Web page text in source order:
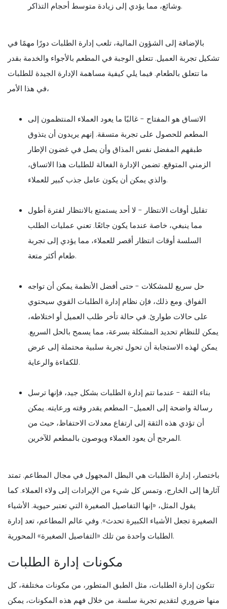
وشائع، مما يؤدي إلى زيادة متوسط أحجام التذاكر.
بالإضافة إلى الشؤون المالية، تلعب إدارة الطلبات دورًا مهمًا في
تشكيل تجربة العميل. تتعلق الوجبة في المطعم بالأجواء والخدمة بقدر
ما تتعلق بالطعام. فيما يلي كيفية مساهمة الإدارة الجيدة للطلبات
في هذا الأمر،
الاتساق هو المفتاح - غالبًا ما يعود العملاء المنتظمون إلى
المطعم للحصول على تجربة متسقة. إنهم يريدون أن يتذوق
طبقهم المفضل نفس المذاق وأن يصل في غضون الإطار
الزمني المتوقع. تضمن الإدارة الفعالة للطلبات هذا الاتساق،
والذي يمكن أن يكون عامل جذب كبير للعملاء.
تقليل أوقات الانتظار - لا أحد يستمتع بالانتظار لفترة أطول
مما ينبغي، خاصة عندما يكون جائعًا. تعني عمليات الطلب
السلسة أوقات انتظار أقصر للعملاء، مما يؤدي إلى تجربة
طعام أكثر متعة.
حل سريع للمشكلات - حتى أفضل الأنظمة يمكن أن تواجه
الفواق. ومع ذلك، فإن نظام إدارة الطلبات القوي سيحتوي
على حالات طوارئ. في حالة تأخر طلب العميل أو اختلاطه،
يمكن للنظام تحديد المشكلة بسرعة، مما يسمح بالحل السريع.
يمكن لهذه الاستجابة أن تحول تجربة سلبية محتملة إلى عرض
للكفاءة والرعاية.
بناء الثقة - عندما تتم إدارة الطلبات بشكل جيد، فإنها ترسل
رسالة واضحة إلى العميل- المطعم يقدر وقته ورعايته. يمكن
أن تؤدي هذه الثقة إلى ارتفاع معدلات الاحتفاظ، حيث من
المرجح أن يعود العملاء ويوصون بالمطعم للآخرين.
باختصار، إدارة الطلبات هي البطل المجهول في مجال المطاعم. تمتد
آثارها إلى الخارج، وتمس كل شيء من الإيرادات إلى ولاء العملاء. كما
يقول المثل، «إنها التفاصيل الصغيرة التي تعتبر حيوية. الأشياء
الصغيرة تجعل الأشياء الكبيرة تحدث». وفي عالم المطاعم، تعد إدارة
الطلبات واحدة من تلك «التفاصيل الصغيرة» المحورية.
مكونات إدارة الطلبات
تتكون إدارة الطلبات، مثل الطبق المتطور، من مكونات مختلفة، كل
منها ضروري لتقديم تجربة سلسة. من خلال فهم هذه المكونات، يمكن